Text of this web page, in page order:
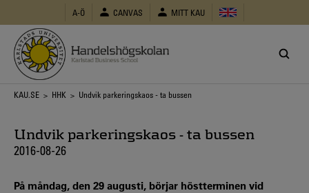
huvudinnehåll
A-Ö CANVAS MITT KAU
Länkstig
KAU.SE > HHK > Undvik parkeringskaos - ta bussen
Undvik parkeringskaos - ta bussen
2016-08-26
På måndag, den 29 augusti, börjar höstterminen vid